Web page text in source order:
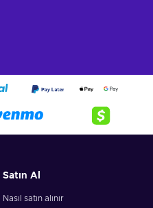
Satın Al
Nasıl satın alınır